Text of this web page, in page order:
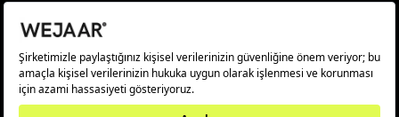
© 2025 wejaar.com.tr. tüm hakları saklıdır.